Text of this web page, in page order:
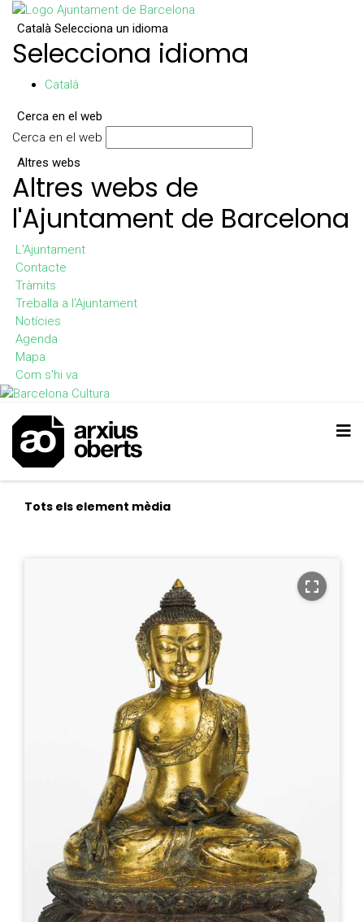
Català Selecciona un idioma
Selecciona idioma
Català
Cerca en el web
Cerca en el web
Altres webs
Altres webs de
l'Ajuntament de Barcelona
L'Ajuntament
Contacte
Tràmits
Treballa a l'Ajuntament
Notícies
Agenda
Mapa
Com s'hi va
Tots els element mèdia